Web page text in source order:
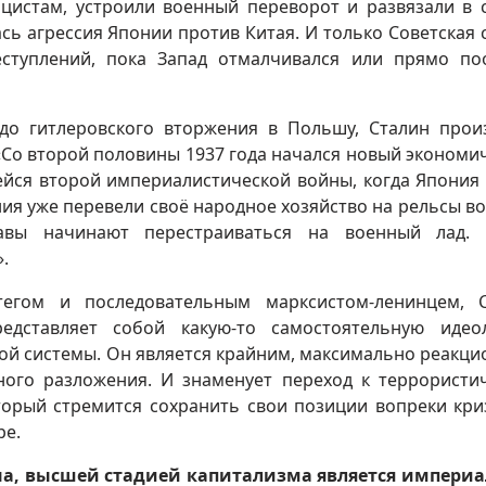
устроили военный переворот и развязали в
агрессия Японии против Китая. И только Советская
пока Запад отмалчивался или прямо
гитлеровского вторжения в Польшу, Сталин
второй половины 1937 года начался новый
второй империалистической войны, когда
уже перевели своё народное хозяйство на рельсы
начинают перестраиваться на военный лад.
и последовательным марксистом-ленинцем,
собой какую-то самостоятельную
системы. Он является крайним, максимально
разложения. И знаменует переход к
стремится сохранить свои позиции вопреки
высшей стадией капитализма является